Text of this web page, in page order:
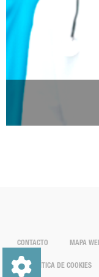
CONTACTO MAPA
POLÍTICA DE COOKIES